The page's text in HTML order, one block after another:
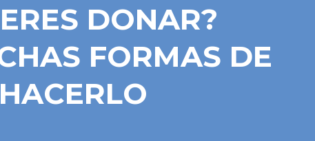
DONAR?
FORMAS DE
HACERLO